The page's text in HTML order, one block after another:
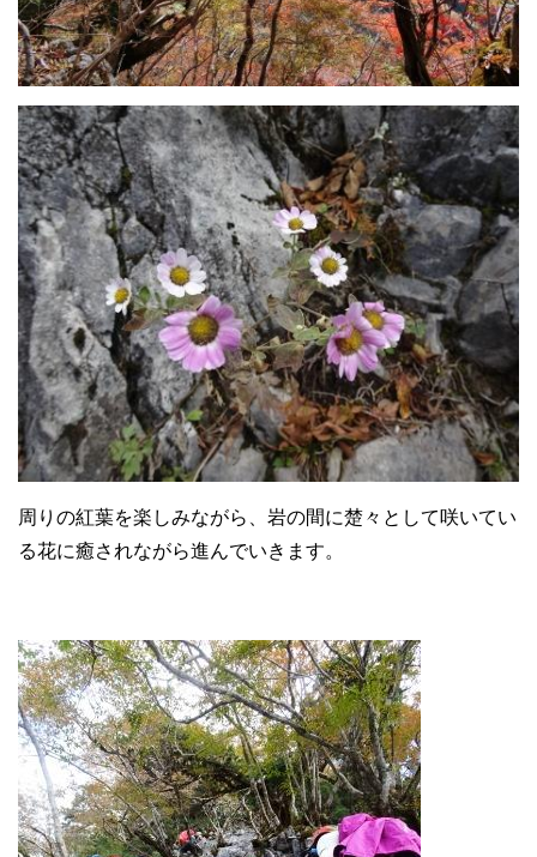
周りの紅葉を楽しみながら、岩の間に楚々として咲いてい
る花に癒されながら進んでいきます。